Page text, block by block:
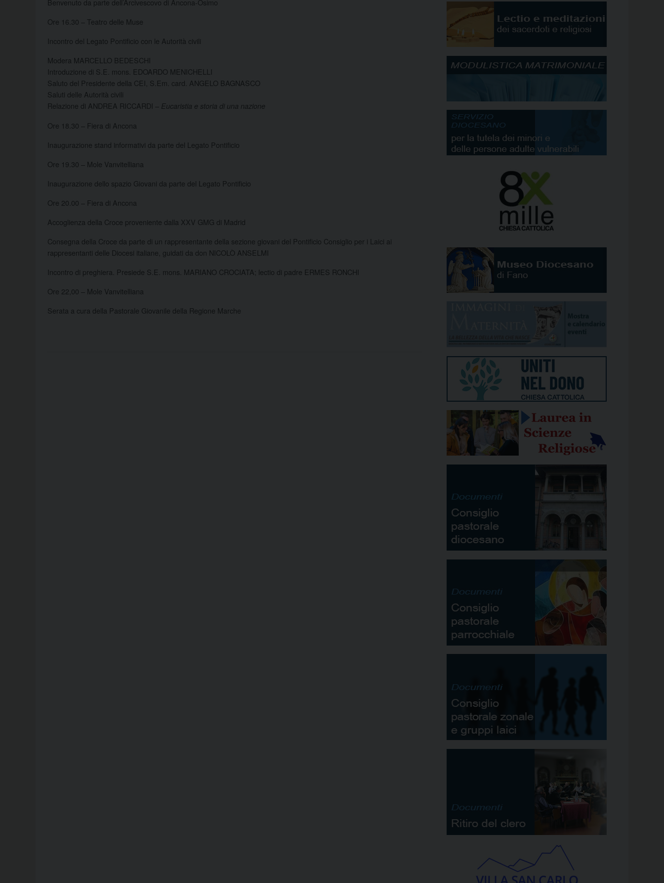
Benvenuto da parte dell’Arcivescovo di Ancona-Osimo
Ore 16.30 – Teatro delle Muse
Incontro del Legato Pontificio con le Autorità civili
Modera MARCELLO BEDESCHI
Introduzione di S.E. mons. EDOARDO MENICHELLI
Saluto del Presidente della CEI, S.Em. card. ANGELO BAGNASCO
Saluti delle Autorità civili
Relazione di ANDREA RICCARDI – Eucaristia e storia di una nazione
Ore 18.30 – Fiera di Ancona
Inaugurazione stand informativi da parte del Legato Pontificio
Ore 19.30 – Mole Vanvitelliana
Inaugurazione dello spazio Giovani da parte del Legato Pontificio
Ore 20.00 – Fiera di Ancona
Accoglienza della Croce proveniente dalla XXV GMG di Madrid
Consegna della Croce da parte di un rappresentante della sezione giovani del Pontificio Consiglio per i Laici ai
rappresentanti delle Diocesi italiane, guidati da don NICOLÒ ANSELMI
Incontro di preghiera. Presiede S.E. mons. MARIANO CROCIATA; lectio di padre ERMES RONCHI
Ore 22,00 – Mole Vanvitelliana
Serata a cura della Pastorale Giovanile della Regione Marche